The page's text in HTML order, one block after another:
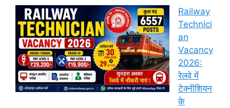
Railway
Technici
an
Vacancy
2026:
रेलवे में
टेक्नीशियन
के